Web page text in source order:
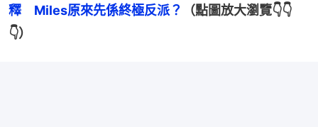
釋　Miles原來先係終極反派？
（點圖放大瀏覽👇👇
👇）